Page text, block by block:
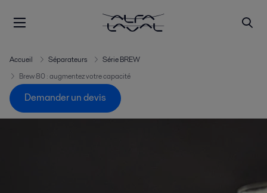
Accueil Séparateurs
Série BREW
Brew 80 : augmentez votre capacité
Demander un devis